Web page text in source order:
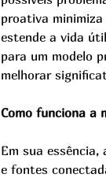
proativa
estende a vida
para um modelo
melhorar
Como funciona a
Em sua
e fontes